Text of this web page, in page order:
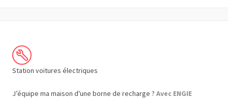
Station voitures électriques
J’équipe ma maison d'une borne de recharge ? Avec ENGIE